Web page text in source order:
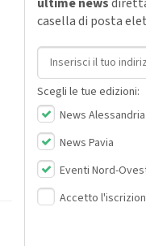
casella di posta
Indirizzo email
Scegli le tue edizioni:
News Alessandria
News Pavia
Eventi Nord-
Accetto